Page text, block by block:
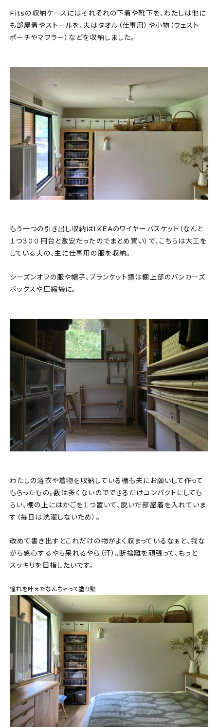
Fitsの収納ケースにはそれぞれの下着や靴下を、わたしは他に
も部屋着やストールを、夫はタオル（仕事用）や小物（ウェスト
ポーチやマフラー）などを収納しました。
もう一つの引き出し収納はIKEAのワイヤーバスケット（なんと
１つ３００円台と激安だったのでまとめ買い）で、こちらは大工を
している夫の、主に仕事用の服を収納。
シーズンオフの服や帽子、ブランケット類は棚上部のバンカーズ
ボックスや圧縮袋に。
わたしの浴衣や着物を収納している棚も夫にお願いして作って
もらったもの。数は多くないのでできるだけコンパクトにしても
らい、棚の上にはかごを１つ置いて、脱いだ部屋着を入れていま
す（毎日は洗濯しないため）。
改めて書き出すとこれだけの物がよく収まっているなぁと、我な
がら感心するやら呆れるやら（汗）。断捨離を頑張って、もっと
スッキリを目指したいです。
憧れを叶えたなんちゃって塗り壁